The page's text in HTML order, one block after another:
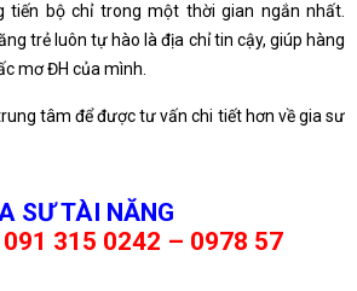
tiến bộ chỉ trong một thời gian ngắn nhất.
trẻ luôn tự hào là địa chỉ tin cậy, giúp hàng
mơ ĐH của mình.
tâm để được tư vấn chi tiết hơn về gia sư
SƯ TÀI NĂNG
091 315 0242 – 0978 57